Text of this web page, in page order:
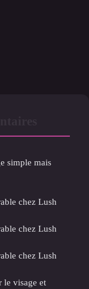
simple mais
chez Lush
chez Lush
chez Lush
le visage et